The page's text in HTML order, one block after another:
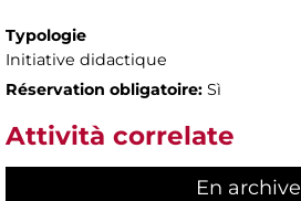
Typologie
Initiative didactique
Réservation obligatoire: Sì
Attività correlate
En archive